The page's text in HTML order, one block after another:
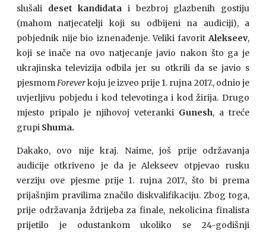
slušali deset kandidatai bezbroj glazbenih gostiju
(mahom natjecatelji koji su odbijeni na audiciji), a
pobjednik nije bio iznenađenje. Veliki favoritAlekseev,
koji se inače na ovo natjecanje javio nakon što ga je
ukrajinska televizija odbila jer su otkrili da se javio s
pjesmomForeverkoju je izveo prije 1. rujna 2017., odnio je
uvjerljivu pobjedu i kod televotinga i kod žirija. Drugo
mjesto pripalo je njihovoj veteranki Gunesh, a treće
grupi Shuma.
Dakako, ovo nije kraj. Naime, još prije održavanja
audicije otkriveno je da je Alekseev otpjevao rusku
verziju ove pjesme prije 1. rujna 2017., što bi prema
prijašnjim pravilima značilo diskvalifikaciju. Zbog toga,
prije održavanja ždrijeba za finale, nekolicina finalista
prijetilo je odustankom ukoliko se 24-godišnji